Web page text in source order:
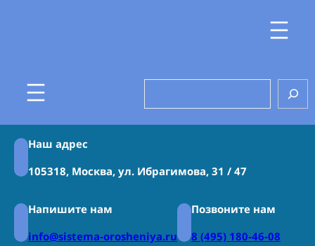
Наш адрес
105318, Москва, ул. Ибрагимова, 31 / 47
Напишите нам
info@sistema-orosheniya.ru
Позвоните нам
8 (495) 180-46-08